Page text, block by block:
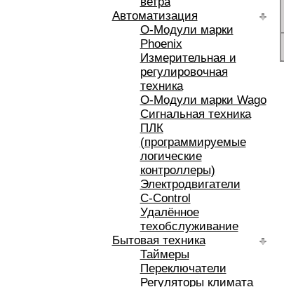
Автоматизация
O-Модули марки
Phoenix
Измерительная и
регулировочная
техника
O-Модули марки Wago
Сигнальная техника
ПЛК
(программируемые
логические
контроллеры)
Электродвигатели
C-Control
Удалённое
техобслуживание
Бытовая техника
Таймеры
Переключатели
Регуляторы климата